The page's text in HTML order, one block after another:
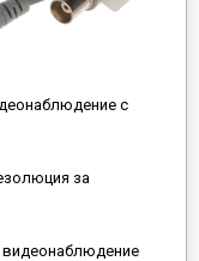
с
за
видеонаблюдение